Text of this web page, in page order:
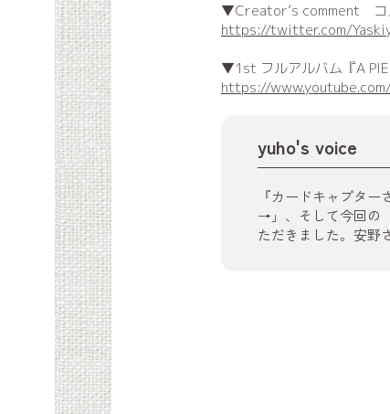
▼Creator’s comment コ
https://twitter.com/
▼1st フルアルバム『A
https://
yuho's voice
『カードキャプタ
→」、そして今回の
ただきました。安野